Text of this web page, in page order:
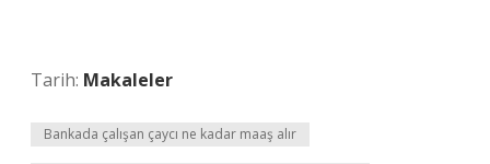
Tarih: Makaleler
Bankada çalışan çaycı ne kadar maaş alır